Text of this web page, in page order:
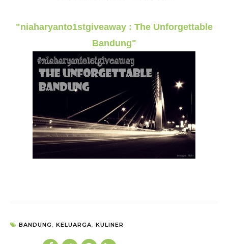
"niaharyanto1stgiveaway : The Unforgettable
Bandung"
BANDUNG, KELUARGA, KULINER